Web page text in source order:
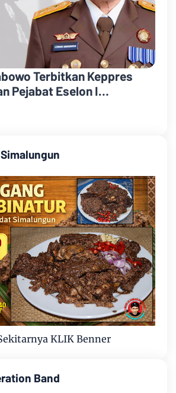
Terbitkan Keppres
Pejabat Eselon I
KLIK Benner
Band